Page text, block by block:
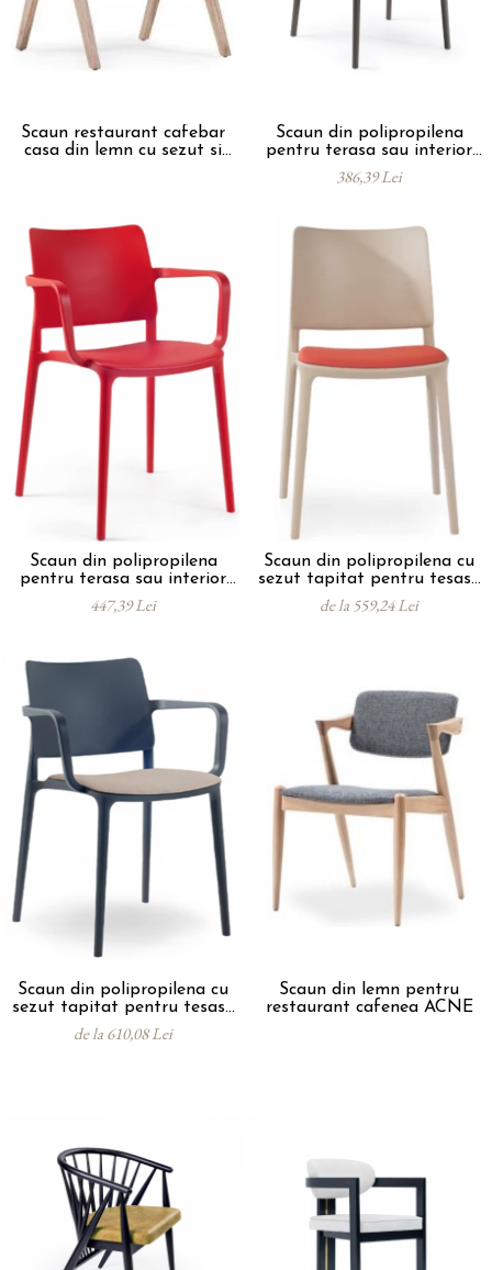
Scaun restaurant cafebar
casa din lemn cu sezut si
Scaun din polipropilena
pentru terasa sau interior
JOY
386,39 Lei
Scaun din polipropilena
pentru terasa sau interior
JOY ARM
447,39 Lei
Scaun din polipropilena cu
sezut tapitat pentru tesasa
de la 559,24 Lei
Scaun din polipropilena cu
sezut tapitat pentru tesasa
de la 610,08 Lei
Scaun din lemn pentru
restaurant cafenea ACNE